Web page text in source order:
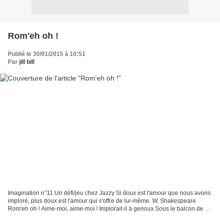
Rom'eh oh !
Publié le 30/01/2015 à 10:51
Par jill bill
Imagination n°11 Un défi/jeu chez Jazzy Si doux est l'amour que nous avons
imploré, plus doux est l'amour qui s'offre de lui-même. W. Shakespeare
Rom'eh oh ! Aime-moi, aime-moi ! Implorait-il à genoux Sous le balcon de sa